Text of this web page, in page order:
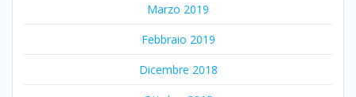
Marzo 2019
Febbraio 2019
Dicembre 2018